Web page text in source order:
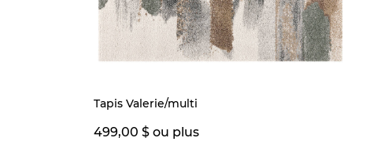
Tapis Valerie/multi
499,00 $ ou plus